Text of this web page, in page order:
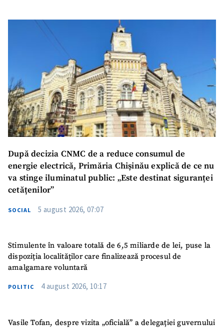
După decizia CNMC de a reduce consumul de
energie electrică, Primăria Chișinău explică de ce nu
va stinge iluminatul public: „Este destinat siguranței
cetățenilor”
SOCIAL 5 august 2026, 07:07
Stimulente în valoare totală de 6,5 miliarde de lei, puse la
dispoziția localităților care finalizează procesul de
amalgamare voluntară
POLITIC 4 august 2026, 10:17
Vasile Tofan, despre vizita „oficială” a delegației guvernului